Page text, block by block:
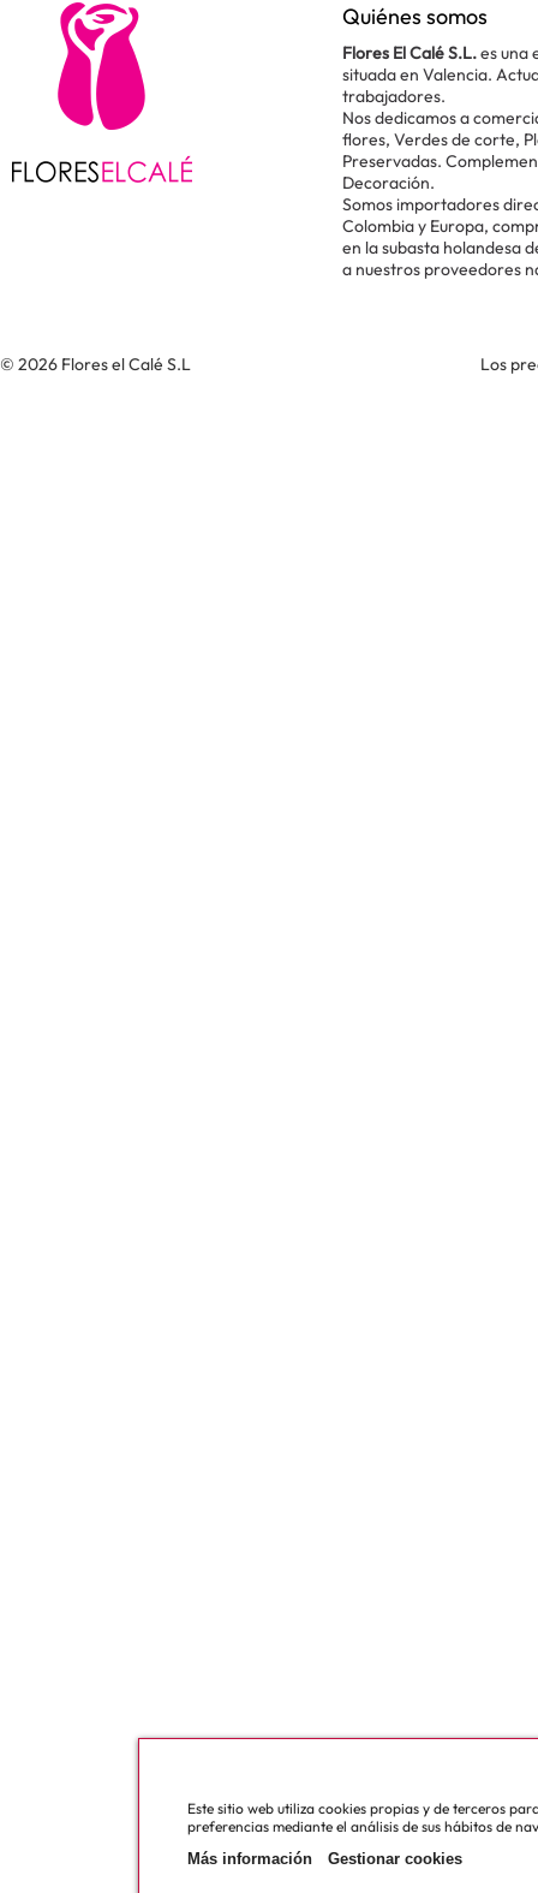
Quiénes somos
Flores El Calé S.L.es una
situada en Valencia.
trabajadores.
Nos dedicamos a
flores, Verdes de corte,
Preservadas.
Decoración.
Somos importadores
Colombia y Europa,
en la subasta holandesa
a nuestros proveedores
© 2026 Flores el Calé S.L Los
Este sitio web utiliza cookies propias y de terceros
preferencias mediante el análisis de sus hábitos de
Más información
Gestionar cookies